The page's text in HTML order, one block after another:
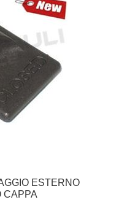
ESTERNO
CAPPA